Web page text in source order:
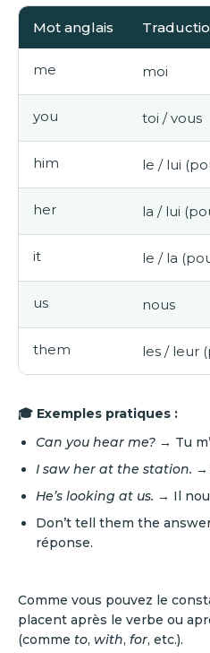
Mot anglais
me moi
you toi / vous
him le / lui
her la / lui
it le / la
us nous
them les / leur
🎓 Exemples pratiques :
Can you hear me? → Tu
I saw her at the station. →
He’s looking at us. → Il
Don’t tell them the
réponse.
Comme vous pouvez le
placent après le verbe ou
(comme to, with, for, etc.).